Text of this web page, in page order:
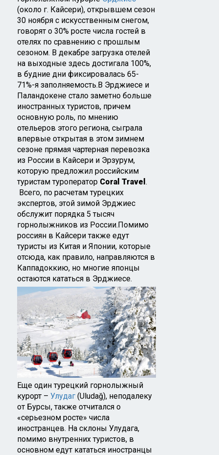
(около г. Кайсери), открывшем сезон
30 ноября с искусственным снегом,
говорят о 30% росте числа гостей в
отелях по сравнению с прошлым
сезоном. В декабре загрузка отелей
на выходные здесь достигала 100%,
в будние дни фиксировалась 65-
71%-я заполняемость.В Эрджиесе и
Паландокене стало заметно больше
иностранных туристов, причем
основную роль, по мнению
отельеров этого региона, сыграла
впервые открытая в этом зимнем
сезоне прямая чартерная перевозка
из России в Кайсери и Эрзурум,
которую предложил российским
туристам туроператор Coral Travel .
Всего, по расчетам турецких
экспертов, этой зимой Эрджиес
обслужит порядка 5 тысяч
горнолыжников из России.Помимо
россиян в Кайсери также едут
туристы из Китая и Японии, которые
отсюда, как правило, направляются в
Каппадоккию, но многие японцы
остаются кататься в Эрджиесе.
Еще один турецкий горнолыжный
курорт – Улудаг (Uludağ), неподалеку
от Бурсы, также отчитался о
«серьезном росте» числа
иностранцев. На склоны Улудага,
помимо внутренних туристов, в
основном едут кататься иностранцы